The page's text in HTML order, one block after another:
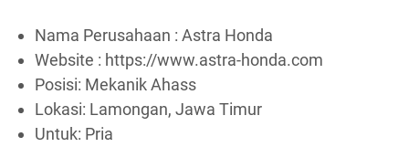
Nama Perusahaan : Astra Honda
Website : https://www.astra-honda.com
Posisi: Mekanik Ahass
Lokasi: Lamongan, Jawa Timur
Untuk: Pria